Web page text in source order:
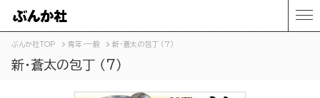
ぶんか社TOP 青年・一般 新・蒼太の包丁 （7）
新・蒼太の包丁 （7）